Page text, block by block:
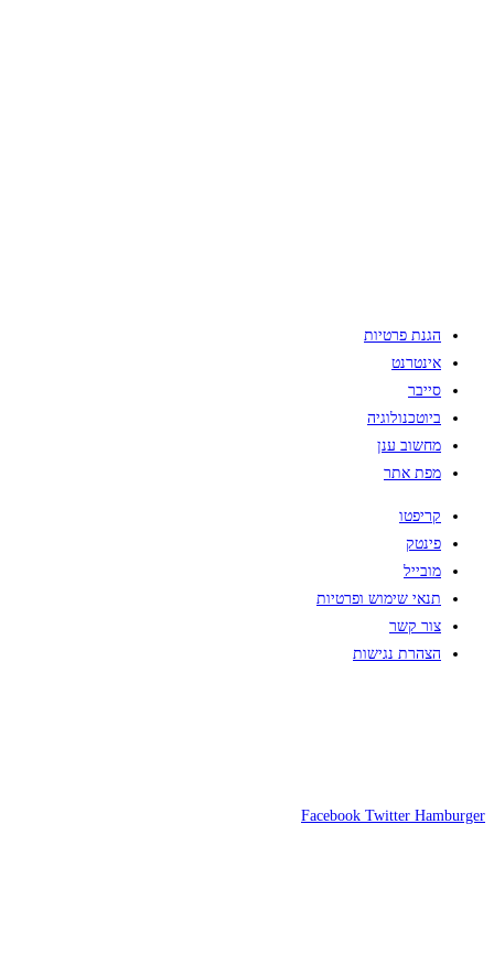
הגנת פרטיות
אינטרנט
סייבר
ביוטכנולוגיה
מחשוב ענן
מפת אתר
קריפטו
פינטק
מובייל
תנאי שימוש ופרטיות
צור קשר
הצהרת נגישות
Facebook Twitter Hamburger